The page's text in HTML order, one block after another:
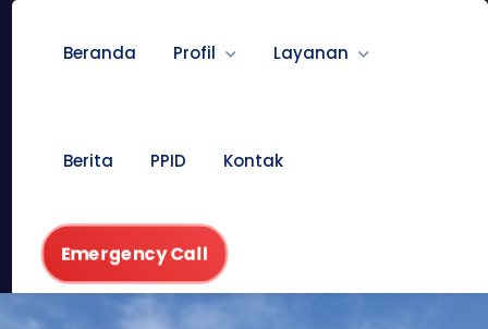
Beranda Profil Layanan
Berita PPID Kontak
Emergency Call